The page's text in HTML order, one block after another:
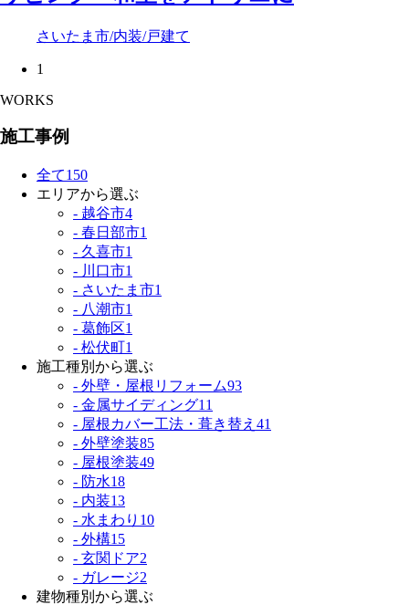
さいたま市/内装/戸建て
1
WORKS
施工事例
全て150
エリアから選ぶ
- 越谷市4
- 春日部市1
- 久喜市1
- 川口市1
- さいたま市1
- 八潮市1
- 葛飾区1
- 松伏町1
施工種別から選ぶ
- 外壁・屋根リフォーム93
- 金属サイディング11
- 屋根カバー工法・葺き替え 41
- 外壁塗装85
- 屋根塗装49
- 防水18
- 内装13
- 水まわり 10
- 外構15
- 玄関ドア2
- ガレージ2
建物種別から選ぶ